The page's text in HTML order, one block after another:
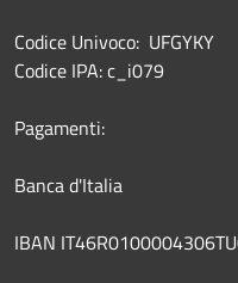
Codice Univoco: UFGYKY
Codice IPA: c_i079
Pagamenti:
Banca d'Italia
IBAN